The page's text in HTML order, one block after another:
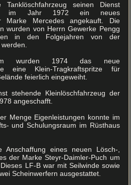
seinen Dienst
im Jahr 1972 ein neues
Marke Mercedes angekauft. Die
wurden von Herrn Gewerke Pengg
in den Folgejahren von der
wurden 1974 das neue
eine Klein-Tragkraftspritze für
feierlich eingeweiht.
stehende Kleinlöschfahrzeug der
angeschafft.
Menge Eigenleistungen konnte im
und Schulungsraum im Rüsthaus
Anschaffung eines neuen Lösch-,
der Marke Steyr-Daimler-Puch um
LF-B war mit Seilwinde sowie
Scheinwerfern ausgestattet.